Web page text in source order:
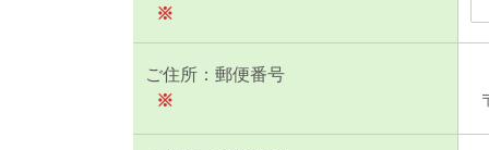
※
ご住所：郵便番号
※